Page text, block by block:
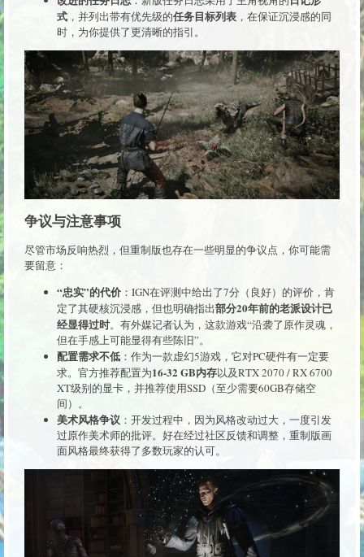
式 ，并列出带有优先级的任务目标列表 ，在保证沉浸感的同
时，为你提供了更清晰的指引。
争议与注意事项
尽管市场反响热烈，但重制版也存在一些明显的争议点，你可能需
要留意：
“忠实”的代价 ：IGN在评测中给出了7分（良好）的评价，肯
定了其硬核沉浸感，但也明确指出部分20年前的老派设计已
经显得过时。有外媒记者认为，这款游戏“沿袭了原作灵魂，
但在手感上可能显得有些陈旧”。
配置需求不低 ：作为一款虚幻5游戏，它对PC硬件有一定要
求。官方推荐配置为16-32 GB内存以及RTX 2070 / RX 6700
XT级别的显卡，并推荐使用SSD（至少需要60GB存储空
间）。
美术风格争议 ：开发过程中，因为风格改动过大，一度引发
过原作美术师的批评。好在经过社区反馈和调整，重制版画
面风格最终获得了多数玩家的认可。